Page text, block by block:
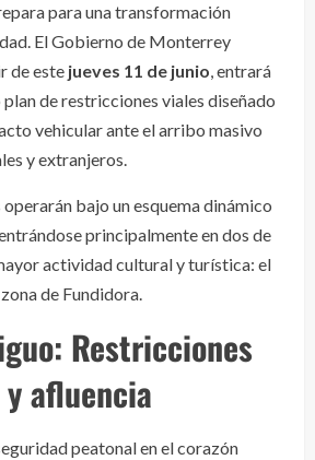
para una transformación
El Gobierno de Monterrey
de este jueves 11 de junio, entrará
de restricciones viales diseñado
vehicular ante el arribo masivo
y extranjeros.
bajo un esquema dinámico
principalmente en dos de
actividad cultural y turística: el
de Fundidora.
Restricciones
afluencia
peatonal en el corazón